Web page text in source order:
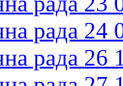
рада 24
рада 26